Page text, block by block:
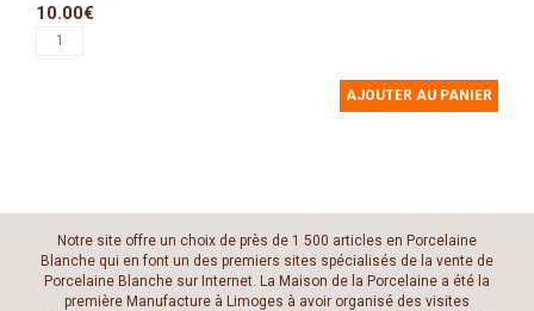
10.00€
AJOUTER AU PANIER
Notre site offre un choix de près de 1 500 articles en Porcelaine
Blanche qui en font un des premiers sites spécialisés de la vente de
Porcelaine Blanche sur Internet. La Maison de la Porcelaine a été la
première Manufacture à Limoges à avoir organisé des visites